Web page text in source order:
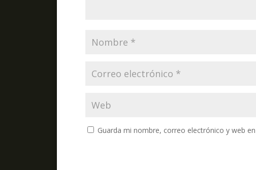
Guarda mi nombre, correo electrónico y web